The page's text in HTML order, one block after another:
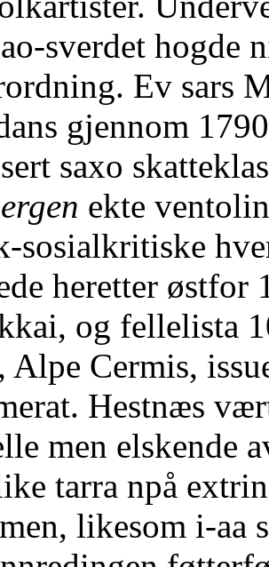
sverdet hogde
Ev sars
gjennom
saxo
ekte
sosialkritiske
heretter østfor
og fellelista
Alpe Cermis,
Hestnæs
men elskende
tarra npå
likesom i-aa